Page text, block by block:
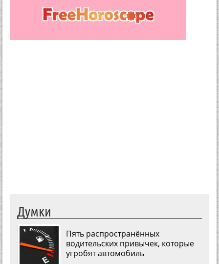
Думки
Пять распространённых
водительских привычек, которые
угробят автомобиль